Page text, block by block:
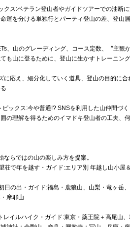
ス:ベテラン登山者やガイドツアーでの油断
運を分ける単独行とパーティ登山の差、登山
、山のグレーディング、コース定数、〝主観
も山に登るために、登山に生かすトレーニング
応え、細分化していく道具、登山の目的に合
ックス:今や普通!? SNSを利用した山仲間づく
の理解を得るためのイマドキ登山者の工夫、
らではの山の楽しみ方を提案。
で年を越す・ガイド:エリア別 年越し山小屋
の出・ガイド:福島・鹿狼山、山梨・竜ヶ岳
摩耶山
イルハイク・ガイド:東京・薬王院＋高尾山